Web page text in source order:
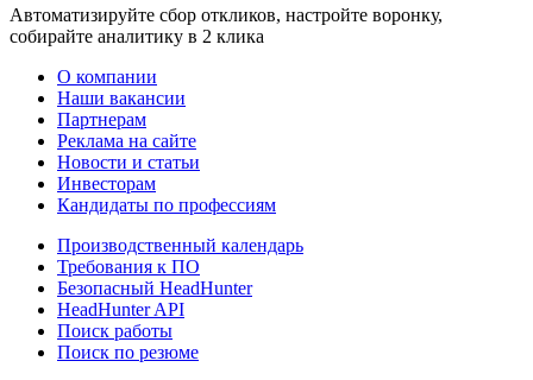
Автоматизируйте сбор откликов, настройте воронку,
собирайте аналитику в 2 клика
О компании
Наши вакансии
Партнерам
Реклама на сайте
Новости и статьи
Инвесторам
Кандидаты по профессиям
Производственный календарь
Требования к ПО
Безопасный HeadHunter
HeadHunter API
Поиск работы
Поиск по резюме